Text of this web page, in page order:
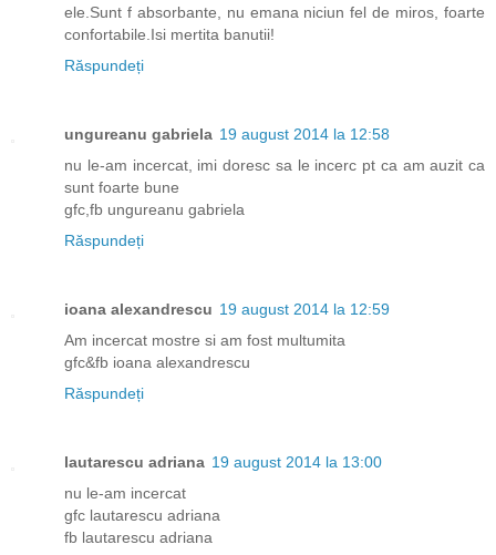
ele.Sunt f absorbante, nu emana niciun fel de miros, foarte
confortabile.Isi mertita banutii!
Răspundeți
ungureanu gabriela 19 august 2014 la 12:58
nu le-am incercat, imi doresc sa le incerc pt ca am auzit ca
sunt foarte bune
gfc,fb ungureanu gabriela
Răspundeți
ioana alexandrescu 19 august 2014 la 12:59
Am incercat mostre si am fost multumita
gfc&fb ioana alexandrescu
Răspundeți
lautarescu adriana 19 august 2014 la 13:00
nu le-am incercat
gfc lautarescu adriana
fb lautarescu adriana